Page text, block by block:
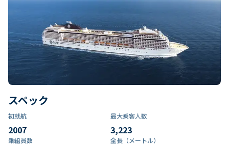
スペック
初就航
2007
最大乗客人数
3,223
乗組員数​ 全長（メートル）